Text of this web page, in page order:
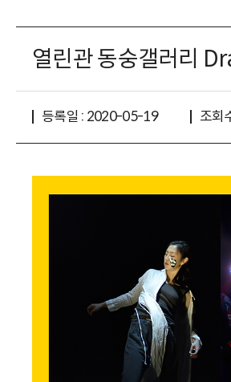
열린관 동숭갤러리
등록일 : 2020-05-19 조회